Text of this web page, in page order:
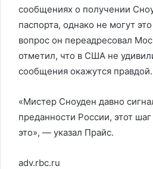
сообщениях о получении
паспорта, однако не могут
вопрос он переадресовал
отметил, что в США не
сообщения окажутся правдой.
«Мистер Сноуден давно
преданности России, этот
это», — указал Прайс.
adv.rbc.ru